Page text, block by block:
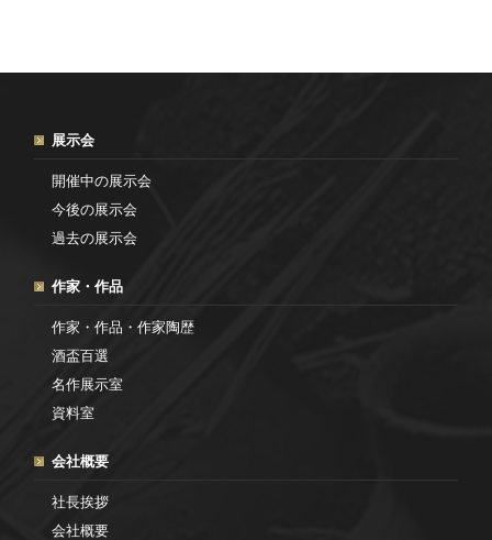
展示会
開催中の展示会
今後の展示会
過去の展示会
作家・作品
作家・作品・作家陶歴
酒盃百選
名作展示室
資料室
会社概要
社長挨拶
会社概要